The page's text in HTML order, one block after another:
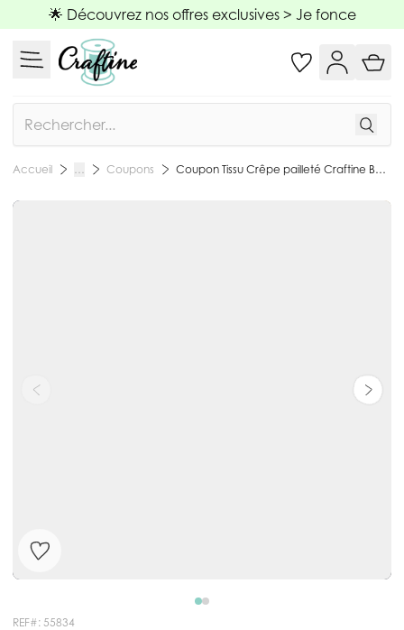
Allez au contenu
🌟 Découvrez nos offres exclusives > Je fonce
Accueil … Coupons Coupon Tissu Crêpe pailleté Craftine Box Nuit Etoilée Bleu marine - Coupon de 40 cm
REF#: 55834